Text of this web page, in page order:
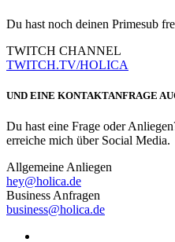
Du hast noch deinen Primesub
TWITCH CHANNEL
TWITCH.TV/HOLICA
UND EINE KONTAKTANFRAGE
Du hast eine Frage oder
erreiche mich über Social Media.
Allgemeine Anliegen
hey@holica.de
Business Anfragen
business@holica.de